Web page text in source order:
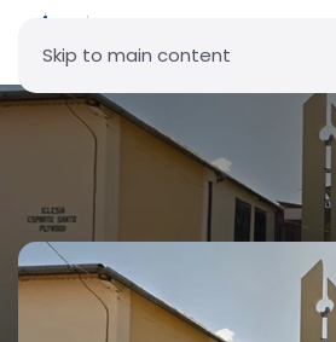
Skip to main content
Parroquia Nuestra
Guadalupe -